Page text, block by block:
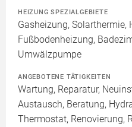
HEIZUNG SPEZIALGEBIETE
Gasheizung, Solarthermie,
Fußbodenheizung,
Umwälzpumpe
ANGEBOTENE TÄTIGKEITEN
Wartung, Reparatur,
Austausch, Beratung,
Thermostat, Renovierung,